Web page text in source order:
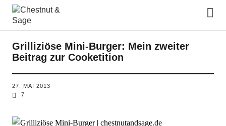
Chestnut & Sage
Grilliziöse Mini-Burger: Mein zweiter
Beitrag zur Cooketition
27. MAI 2013
7